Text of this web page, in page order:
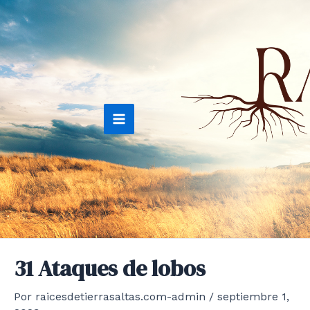
Ir
al
contenido
Main
Menu
31 Ataques de lobos
Por raicesdetierrasaltas.com-admin / septiembre 1,